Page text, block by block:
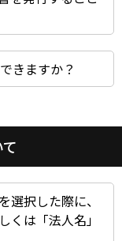
きますか？
選択した際に、
くは「法人名」